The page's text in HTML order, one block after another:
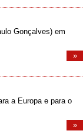
Gonçalves) em
»
a Europa e para o
»